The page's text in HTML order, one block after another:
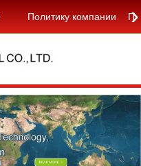
Политику компании ›